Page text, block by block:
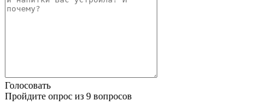
Голосовать
Пройдите опрос из 9 вопросов